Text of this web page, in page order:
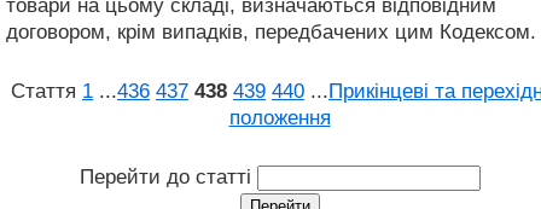
товари на цьому складі, визначаються відповідним
договором, крім випадків, передбачених цим Кодексом.
Стаття 1 ...436 437 438 439 440 ...Прикінцеві та
положення
Перейти до статті